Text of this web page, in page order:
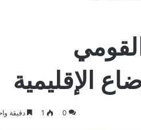
الإقليمية
0
1 دقيقة